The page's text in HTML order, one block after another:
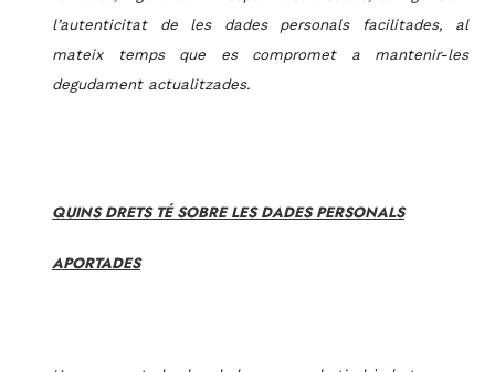
l’autenticitat de les dades personals facilitades, al
mateix temps que es compromet a mantenir-les
degudament actualitzades.
QUINS DRETS TÉ SOBRE LES DADES PERSONALS
APORTADES